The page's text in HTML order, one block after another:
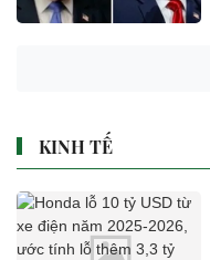
KINH TẾ